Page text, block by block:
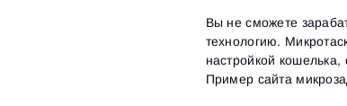
Вы не сможете
технологию.
настройкой
Пример сайта